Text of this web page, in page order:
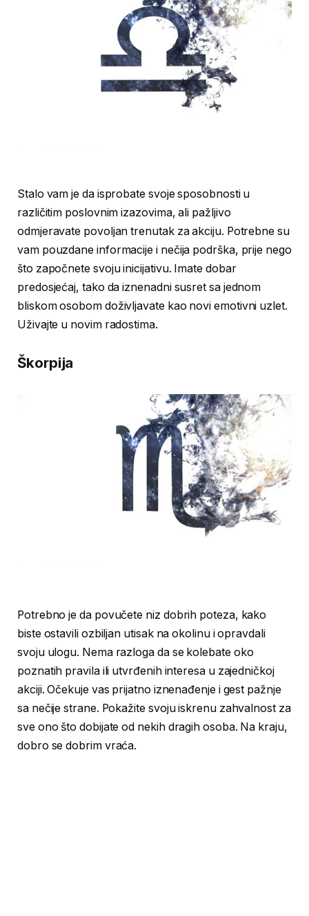
Stalo vam je da isprobate svoje sposobnosti u
različitim poslovnim izazovima, ali pažljivo
odmjeravate povoljan trenutak za akciju. Potrebne su
vam pouzdane informacije i nečija podrška, prije nego
što započnete svoju inicijativu. Imate dobar
predosjećaj, tako da iznenadni susret sa jednom
bliskom osobom doživljavate kao novi emotivni uzlet.
Uživajte u novim radostima.
Škorpija
Potrebno je da povučete niz dobrih poteza, kako
biste ostavili ozbiljan utisak na okolinu i opravdali
svoju ulogu. Nema razloga da se kolebate oko
poznatih pravila ili utvrđenih interesa u zajedničkoj
akciji. Očekuje vas prijatno iznenađenje i gest pažnje
sa nečije strane. Pokažite svoju iskrenu zahvalnost za
sve ono što dobijate od nekih dragih osoba. Na kraju,
dobro se dobrim vraća.